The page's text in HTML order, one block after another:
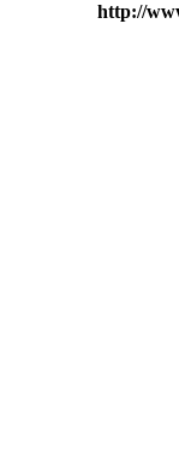
http://